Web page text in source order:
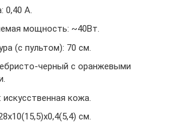
0,40 А.
мощность: ~40Вт.
(с пультом): 70 см.
черный с оранжевыми
кожа.
см.